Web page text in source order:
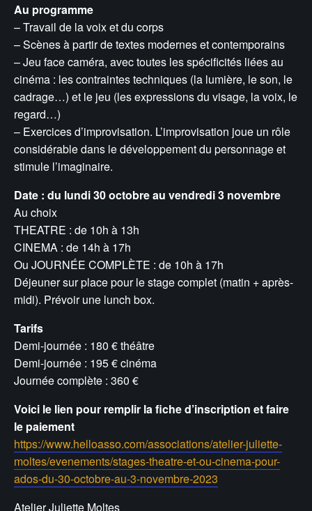
Au programme
– Travail de la voix et du corps
– Scènes à partir de textes modernes et contemporains
– Jeu face caméra, avec toutes les spécificités liées au
cinéma : les contraintes techniques (la lumière, le son, le
cadrage…) et le jeu (les expressions du visage, la voix, le
regard…)
– Exercices d’improvisation. L’improvisation joue un rôle
considérable dans le développement du personnage et
stimule l’imaginaire.
Date : du lundi 30 octobre au vendredi 3 novembre
Au choix
THEATRE : de 10h à 13h
CINEMA : de 14h à 17h
Ou JOURNÉE COMPLÈTE : de 10h à 17h
Déjeuner sur place pour le stage complet (matin + après-
midi). Prévoir une lunch box.
Tarifs
Demi-journée : 180 € théâtre
Demi-journée : 195 € cinéma
Journée complète : 360 €
Voici le lien pour remplir la fiche d’inscription et faire
le paiement
https://www.helloasso.com/associations/atelier-juliette-
moltes/evenements/stages-theatre-et-ou-cinema-pour-
ados-du-30-octobre-au-3-novembre-2023
Atelier Juliette Moltes